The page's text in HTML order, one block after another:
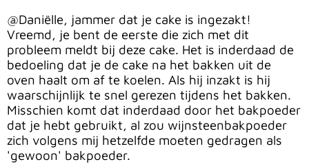
@Daniëlle, jammer dat je cake is ingezakt!
Vreemd, je bent de eerste die zich met dit
probleem meldt bij deze cake. Het is inderdaad de
bedoeling dat je de cake na het bakken uit de
oven haalt om af te koelen. Als hij inzakt is hij
waarschijnlijk te snel gerezen tijdens het bakken.
Misschien komt dat inderdaad door het bakpoeder
dat je hebt gebruikt, al zou wijnsteenbakpoeder
zich volgens mij hetzelfde moeten gedragen als
'gewoon' bakpoeder.